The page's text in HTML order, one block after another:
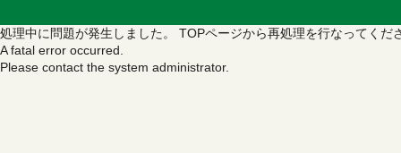
処理中に問題が発生しました。 TOPページから再処理を行なってくだ
A fatal error occurred.
Please contact the system administrator.